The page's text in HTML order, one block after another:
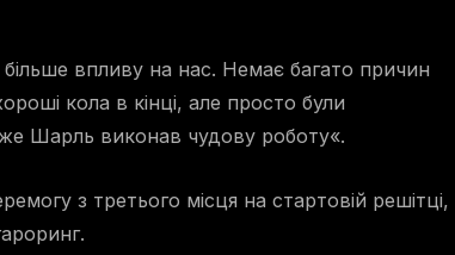
більше впливу на нас. Немає багато причин
кола в кінці, але просто були
Шарль виконав чудову роботу«.
з третього місця на стартовій решітці,